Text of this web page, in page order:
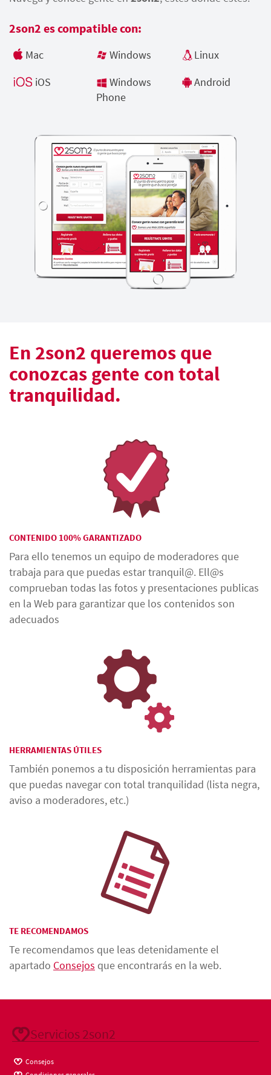
2son2 es compatible con:
Mac Windows
Linux
iOS
Windows
Phone
Android
En 2son2 queremos que
conozcas gente con total
tranquilidad.
CONTENIDO 100% GARANTIZADO
Para ello tenemos un equipo de moderadores que
trabaja para que puedas estar tranquil@. Ell@s
comprueban todas las fotos y presentaciones publicas
en la Web para garantizar que los contenidos son
adecuados
HERRAMIENTAS ÚTILES
También ponemos a tu disposición herramientas para
que puedas navegar con total tranquilidad (lista negra,
aviso a moderadores, etc.)
TE RECOMENDAMOS
Te recomendamos que leas detenidamente el
apartado Consejos que encontrarás en la web.
Servicios 2son2
Consejos